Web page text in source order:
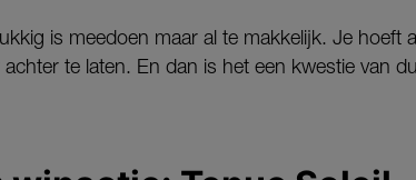
is meedoen maar al te makkelijk. Je hoeft
te laten. En dan is het een kwestie van